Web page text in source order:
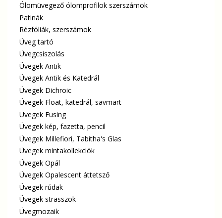
Ólomüvegező ólomprofilok szerszámok
Patinák
Rézfóliák, szerszámok
Üveg tartó
Üvegcsiszolás
Üvegek Antik
Üvegek Antik és Katedrál
Üvegek Dichroic
Üvegek Float, katedrál, savmart
Üvegek Fusing
Üvegek kép, fazetta, pencil
Üvegek Millefiori, Tabitha's Glas
Üvegek mintakollekciók
Üvegek Opál
Üvegek Opalescent áttetsző
Üvegek rúdak
Üvegek strasszok
Üvegmozaik